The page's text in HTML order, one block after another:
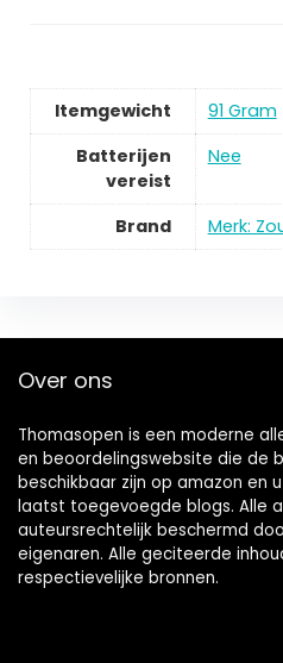
Itemgewicht
‎91 Gram
Batterijen
vereist
‎Nee
Brand Merk:
Over ons
Thomasopen is een moderne
en beoordelingswebsite die de
beschikbaar zijn op amazon en
laatst toegevoegde blogs. Alle
auteursrechtelijk beschermd
eigenaren. Alle geciteerde
respectievelijke bronnen.